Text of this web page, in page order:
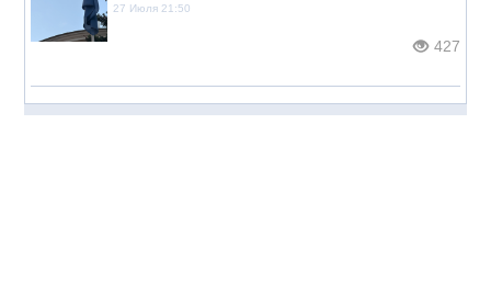
27 Июля 21:50
427